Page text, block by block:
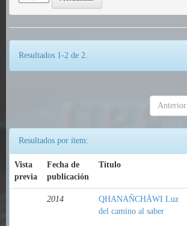
Resultados 1-2 de 2.
Anterior
Resultados por ítem:
Vista
previa
Fecha de
publicación
Título
2014
QHANAÑCHÄWI Luz
del camino al saber